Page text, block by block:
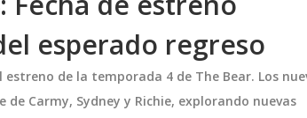
esperado regreso
de la temporada 4 de The Bear. Los
Carmy, Sydney y Richie, explorando nuevas